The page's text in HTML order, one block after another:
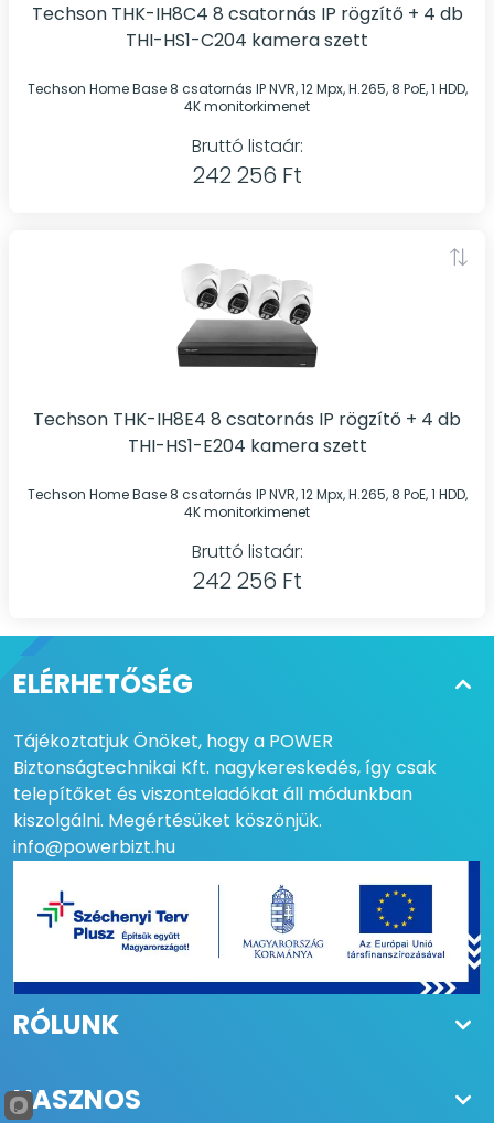
Techson THK-IH8C4 8 csatornás IP rögzítő + 4 db
THI-HS1-C204 kamera szett
Techson Home Base 8 csatornás IP NVR, 12 Mpx, H.265, 8 PoE, 1 HDD,
4K monitorkimenet
Bruttó listaár:
242 256 Ft
Techson THK-IH8E4 8 csatornás IP rögzítő + 4 db
THI-HS1-E204 kamera szett
Techson Home Base 8 csatornás IP NVR, 12 Mpx, H.265, 8 PoE, 1 HDD,
4K monitorkimenet
Bruttó listaár:
242 256 Ft
ELÉRHETŐSÉG
Tájékoztatjuk Önöket, hogy a POWER
Biztonságtechnikai Kft. nagykereskedés, így csak
telepítőket és viszonteladókat áll módunkban
kiszolgálni. Megértésüket köszönjük.
info@powerbizt.hu
RÓLUNK
HASZNOS